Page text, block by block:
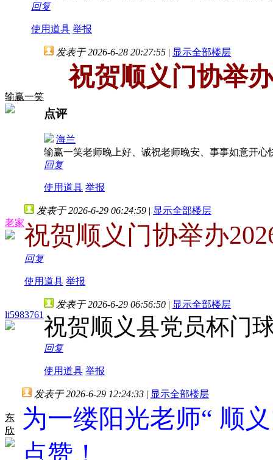
回复
使用道具 举报
输赢一笑
发表于 2026-6-28 20:27:55 | 显示全部楼层
祝贺顺义门协举
点评
海兰
输赢一笑老师晚上好、诚祝老师晚安、事事如意开
回复
使用道具 举报
老家
发表于 2026-6-29 06:24:59 | 显示全部楼层
祝贺顺义门协举办
回复
使用道具 举报
li5983761
发表于 2026-6-29 06:56:50 | 显示全部楼层
祝贺顺义县党员杯门
回复
使用道具 举报
东
欣
发表于 2026-6-29 12:24:33 | 显示全部楼层
为一缕阳光老师“ 顺
点赞！